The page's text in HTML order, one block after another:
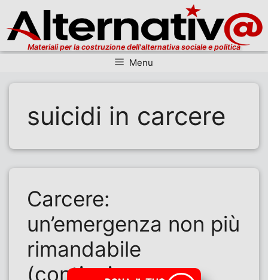
Materiali per la costruzione dell'alternativa sociale e politica
Menu
suicidi in carcere
Carcere:
un’emergenza non più
rimandabile
(continuiamo a